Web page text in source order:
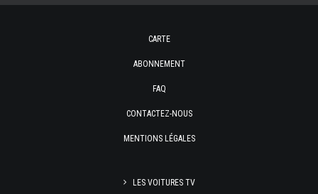
CARTE
ABONNEMENT
FAQ
CONTACTEZ-NOUS
MENTIONS LÉGALES
LES VOITURES TV